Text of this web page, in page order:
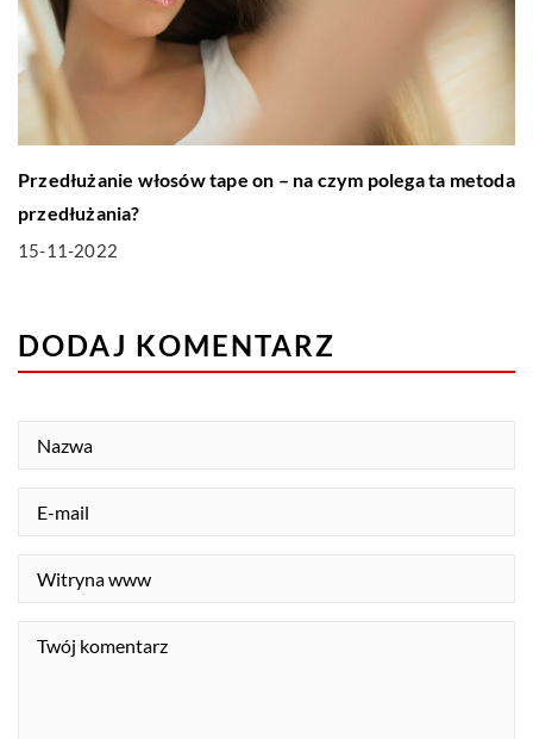
Przedłużanie włosów tape on – na czym polega ta metoda
przedłużania?
15-11-2022
DODAJ KOMENTARZ